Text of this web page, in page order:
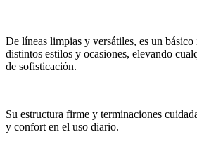
De líneas limpias y versátiles, es un básico
distintos estilos y ocasiones, elevando
de sofisticación.
Su estructura firme y terminaciones
y confort en el uso diario.